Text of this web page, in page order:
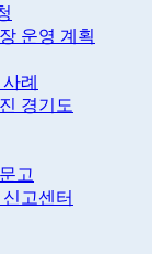
운영 계획
례
경기도
고
고센터